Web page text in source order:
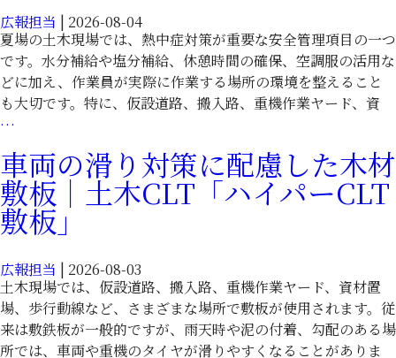
板」
使
え
る
木
材
板
｜
土
木
CLT「ハ
パ
ー
CLT
敷
広報担当 | 2026-08-04
夏場の土木現場では、熱中症対策が重要な安全管理項目の一つ
です。水分補給や塩分補給、休憩時間の確保、空調服の活用な
どに加え、作業員が実際に作業する場所の環境を整えること
も大切です。特に、仮設道路、搬入路、重機作業ヤード、資
…
症
対
策
の
意
工
夫
に
車両の滑り対策に配慮した木材
敷板｜土木CLT「ハイパーCLT
敷板」
広報担当 | 2026-08-03
土木現場では、仮設道路、搬入路、重機作業ヤード、資材置
場、歩行動線など、さまざまな場所で敷板が使用されます。従
来は敷鉄板が一般的ですが、雨天時や泥の付着、勾配のある場
所では、車両や重機のタイヤが滑りやすくなることがありま